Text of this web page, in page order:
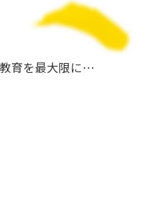
新入社員教育を最大限に活用する方法